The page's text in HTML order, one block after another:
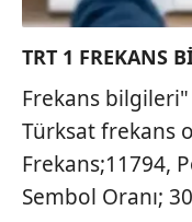
TRT 1 FREKANS
Frekans bilgileri"
Türksat frekans
Frekans;11794,
Sembol Oranı;